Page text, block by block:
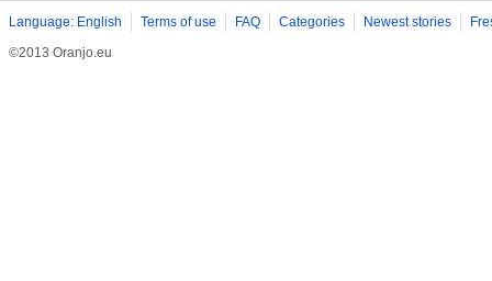
Language: English Terms of use FAQ Categories Newest stories
©2013 Oranjo.eu